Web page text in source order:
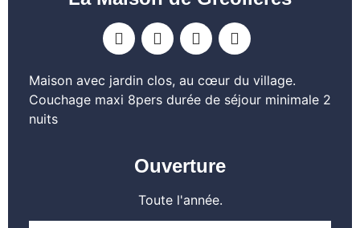
Maison avec jardin clos, au cœur du village.
Couchage maxi 8pers durée de séjour minimale 2
nuits
Ouverture
Toute l'année.